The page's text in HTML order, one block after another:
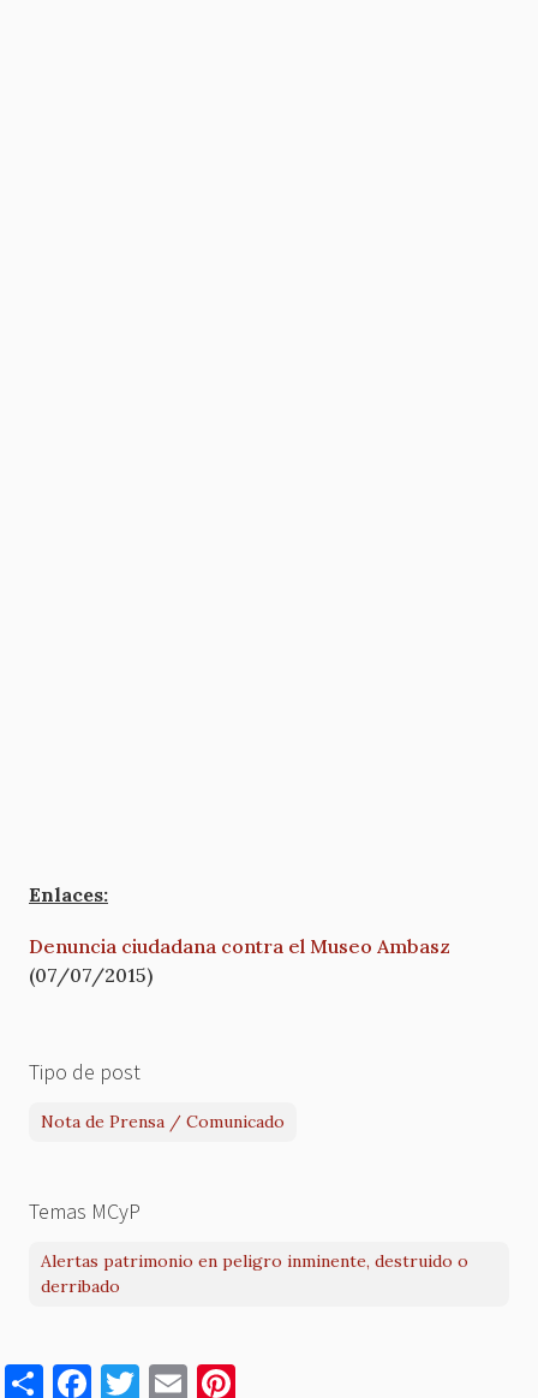
Enlaces:
Denuncia ciudadana contra el Museo Ambasz
(07/07/2015)
Tipo de post
Nota de Prensa / Comunicado
Temas MCyP
Alertas patrimonio en peligro inminente, destruido o
derribado
S F T E